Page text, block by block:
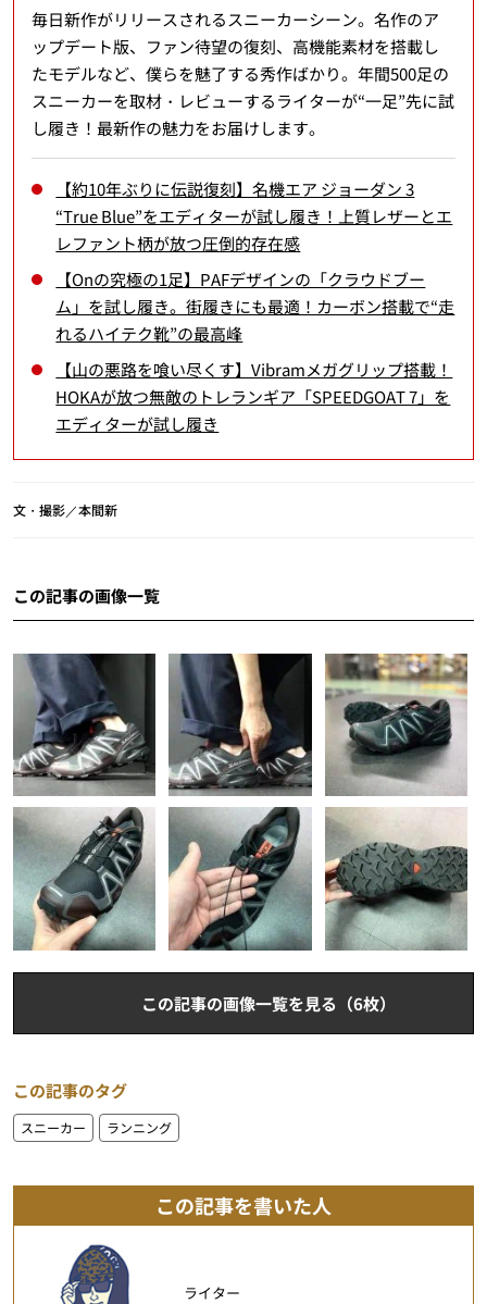
毎日新作がリリースされるスニーカーシーン。名作のア
ップデート版、ファン待望の復刻、高機能素材を搭載し
たモデルなど、僕らを魅了する秀作ばかり。年間500足の
スニーカーを取材・レビューするライターが“一足”先に試
し履き！最新作の魅力をお届けします。
【約10年ぶりに伝説復刻】名機エア ジョーダン 3
“True Blue”をエディターが試し履き！上質レザーとエ
レファント柄が放つ圧倒的存在感
【Onの究極の1足】PAFデザインの「クラウドブー
ム」を試し履き。街履きにも最適！カーボン搭載で“走
れるハイテク靴”の最高峰
【山の悪路を喰い尽くす】Vibramメガグリップ搭載！
HOKAが放つ無敵のトレランギア「SPEEDGOAT 7」を
エディターが試し履き
文・撮影／本間新
この記事の画像一覧
この記事の画像一覧を見る（6枚）
この記事のタグ
スニーカー ランニング
この記事を書いた人
ライター